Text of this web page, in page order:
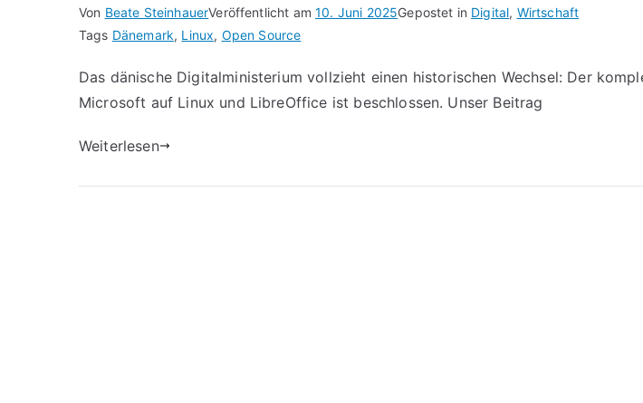
Von Beate SteinhauerVeröffentlicht am10. Juni 2025Gepostet in Digital, Wirtschaft
Tags Dänemark, Linux, Open Source
Das dänische Digitalministerium vollzieht einen historischen Wechsel: Der
Microsoft auf Linux und LibreOffice ist beschlossen. Unser Beitrag
Weiterlesen